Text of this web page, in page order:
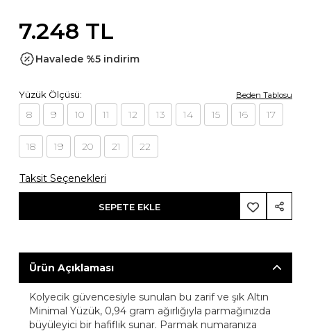
7.248 TL
Havalede %5 indirim
Yüzük Ölçüsü: Beden Tablosu
8 9 10 11 12 13 14 15 16 17
18 19 20 21 22
Taksit Seçenekleri
SEPETE EKLE
Ürün Açıklaması
Kolyecik güvencesiyle sunulan bu zarif ve şık Altın
Minimal Yüzük, 0,94 gram ağırlığıyla parmağınızda
büyüleyici bir hafiflik sunar. Parmak numaranıza